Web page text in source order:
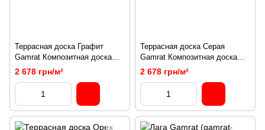
Террасная доска Графит
Gamrat Композитная доска
(deskagrafit)
2 678 грн/м²
Террасная доска Серая
Gamrat Композитная доска
(deskagrey)
2 678 грн/м²